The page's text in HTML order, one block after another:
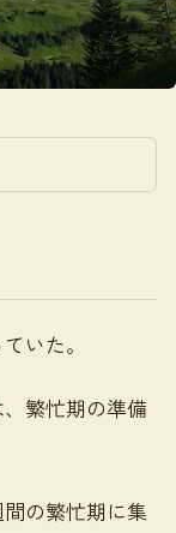
いた。
繁忙期の準備
の繁忙期に集